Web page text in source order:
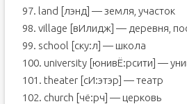
97. land [лэнд] — земля, участок
98. village [вИлидж] — деревня,
99. school [ску:л] — школа
100. university [юнивЁ:рсити] —
101. theater [сИ:этэр] — театр
102. church [чё:рч] — церковь